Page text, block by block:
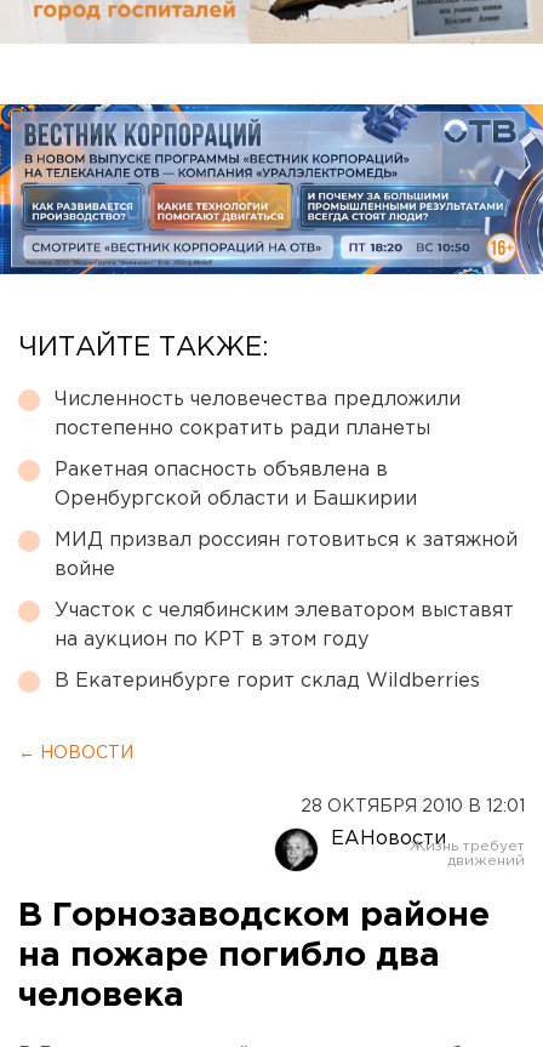
ЧИТАЙТЕ ТАКЖЕ:
Численность человечества предложили
постепенно сократить ради планеты
Ракетная опасность объявлена в
Оренбургской области и Башкирии
МИД призвал россиян готовиться к затяжной
войне
Участок с челябинским элеватором выставят
на аукцион по КРТ в этом году
В Екатеринбурге горит склад Wildberries
← НОВОСТИ
28 ОКТЯБРЯ 2010 В 12:01
ЕАНовости
В Горнозаводском районе
на пожаре погибло два
человека